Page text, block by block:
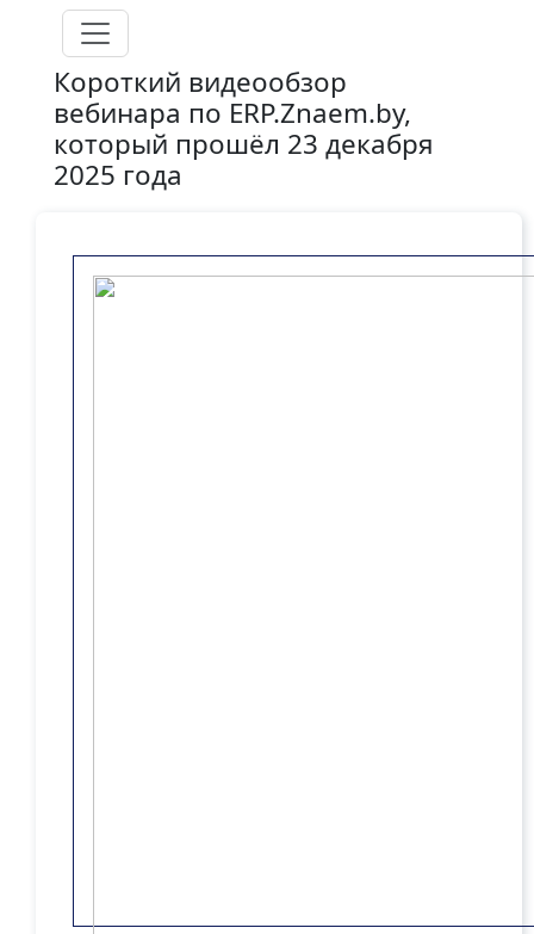
Перейти к основному содержанию
Короткий видеообзор
вебинара по ERP.Znaem.by,
который прошёл 23 декабря
2025 года